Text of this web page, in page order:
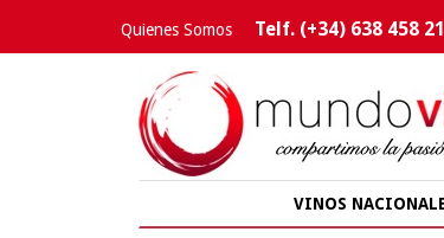
Quienes Somos Telf. (+34) 638 458
VINOS